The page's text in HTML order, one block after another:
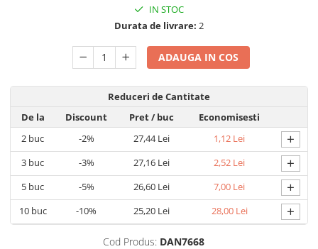
IN STOC
Durata de livrare: 2
ADAUGA IN COS
Reduceri de Cantitate
De la
Discount Pret/ buc
Economisesti
2 buc -2% 27,44 Lei 1,12 Lei +
3 buc -3% 27,16 Lei 2,52 Lei +
5 buc -5% 26,60 Lei 7,00 Lei +
10buc -10% 25,20 Lei 28,00 Lei +
Cod Produs: DAN7668